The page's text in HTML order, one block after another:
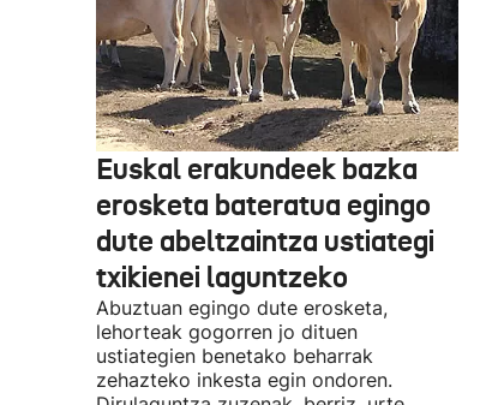
Euskal erakundeek bazka
erosketa bateratua egingo
dute abeltzaintza ustiategi
txikienei laguntzeko
Abuztuan egingo dute erosketa,
lehorteak gogorren jo dituen
ustiategien benetako beharrak
zehazteko inkesta egin ondoren.